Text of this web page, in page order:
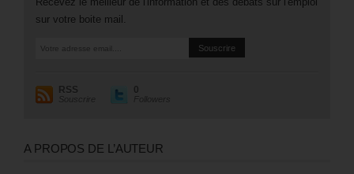
sur votre boite mail.
RSS
Souscrire
0
Followers
A PROPOS DE L’AUTEUR